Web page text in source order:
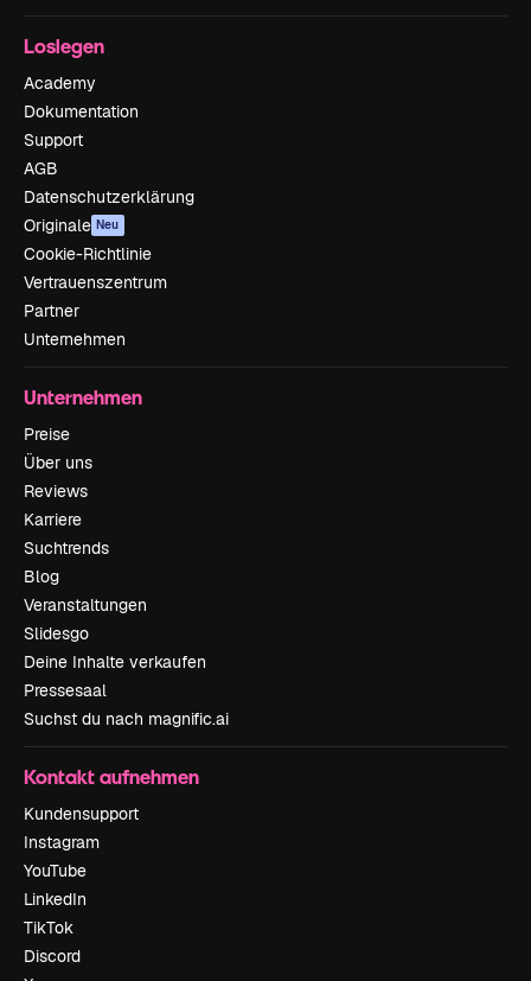
Loslegen
Academy
Dokumentation
Support
AGB
Datenschutzerklärung
Originale Neu
Cookie-Richtlinie
Vertrauenszentrum
Partner
Unternehmen
Unternehmen
Preise
Über uns
Reviews
Karriere
Suchtrends
Blog
Veranstaltungen
Slidesgo
Deine Inhalte verkaufen
Pressesaal
Suchst du nach magnific.ai
Kontakt aufnehmen
Kundensupport
Instagram
YouTube
LinkedIn
TikTok
Discord